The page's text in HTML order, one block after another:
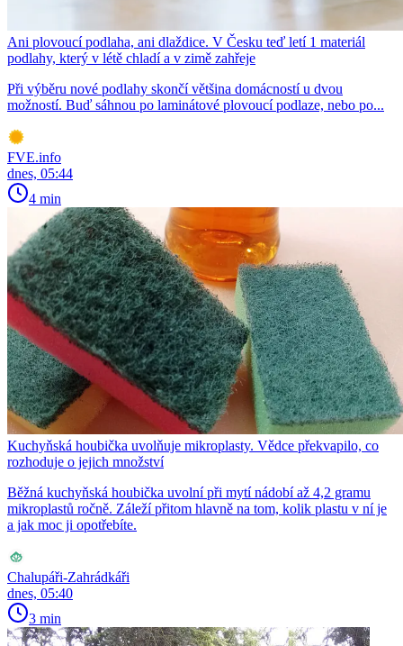
Ani plovoucí podlaha, ani dlaždice. V Česku teď letí 1 materiál
podlahy, který v létě chladí a v zimě zahřeje
Při výběru nové podlahy skončí většina domácností u dvou
možností. Buď sáhnou po laminátové plovoucí podlaze, nebo po...
FVE.info
dnes, 05:44
4 min
Kuchyňská houbička uvolňuje mikroplasty. Vědce překvapilo, co
rozhoduje o jejich množství
Běžná kuchyňská houbička uvolní při mytí nádobí až 4,2 gramu
mikroplastů ročně. Záleží přitom hlavně na tom, kolik plastu v ní je
a jak moc ji opotřebíte.
Chalupáři-Zahrádkáři
dnes, 05:40
3 min